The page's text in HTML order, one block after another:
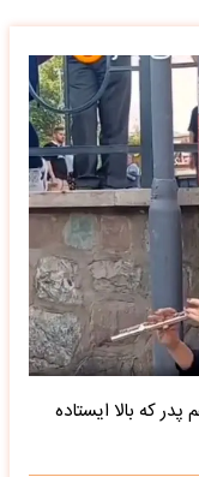
که بالا ایستاده